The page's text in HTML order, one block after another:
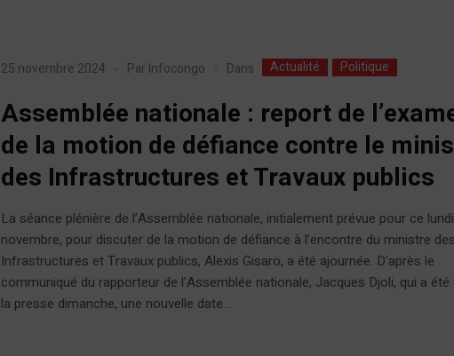
25 novembre 2024 Par Infocongo Dans Actualité Politique
Assemblée nationale : report de
de la motion de défiance contre le
des Infrastructures et Travaux publics
La séance plénière de l’Assemblée nationale, initialement prévue pour ce
novembre, pour discuter de la motion de défiance à l’encontre du ministre des
Infrastructures et Travaux publics, Alexis Gisaro, a été ajournée. D’après le
communiqué du rapporteur de l’Assemblée nationale, Jacques Djoli, qui a
la presse dimanche, une nouvelle date...